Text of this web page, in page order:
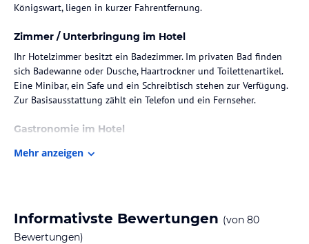
Königswart, liegen in kurzer Fahrentfernung.
Zimmer / Unterbringung im Hotel
Ihr Hotelzimmer besitzt ein Badezimmer. Im privaten Bad finden
sich Badewanne oder Dusche, Haartrockner und Toilettenartikel.
Eine Minibar, ein Safe und ein Schreibtisch stehen zur Verfügung.
Zur Basisausstattung zählt ein Telefon und ein Fernseher.
Gastronomie im Hotel
Die Küche bereitet ebenso vegetarische,diabetiker Speisen zu.
offeriert Ihnen der kleine Schwimmbad. Im Massage- und
Kosmetikbereich steht ein vielfältiges Angebot an
Bodyanwendungen und Massagen für die Gäste bereit. Wenn Sie
Mehr anzeigen
Informativste Bewertungen (von 80
Bewertungen)